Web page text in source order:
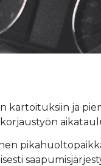
kartoituksiin ja